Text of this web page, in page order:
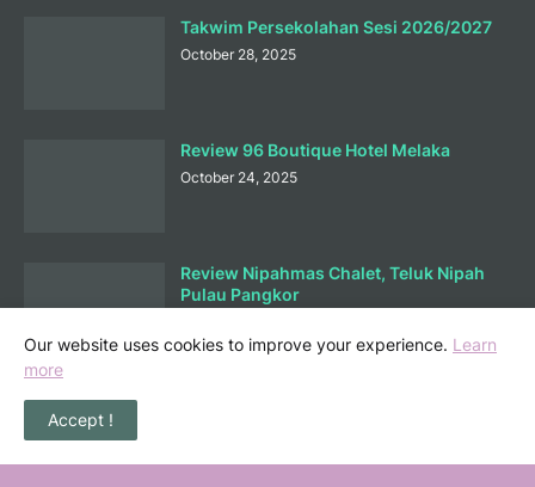
Takwim Persekolahan Sesi 2026/2027
October 28, 2025
Review 96 Boutique Hotel Melaka
October 24, 2025
Review Nipahmas Chalet, Teluk Nipah
Pulau Pangkor
Our website uses cookies to improve your experience. Learn
more
Accept !